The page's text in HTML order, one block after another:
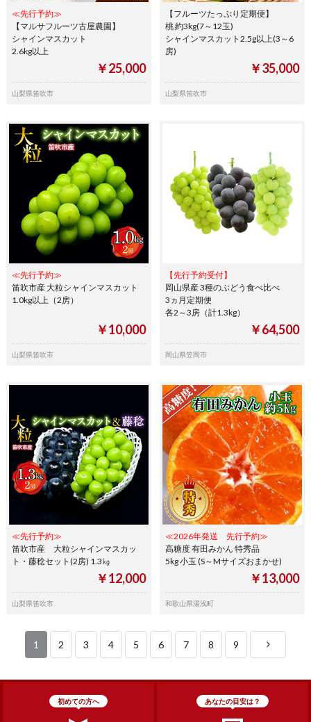
≪先行予約≫
【マルサフルーツ古屋農園】
シャインマスカット
2.6kg以上
￥25,000
山梨県笛吹市
【フルーツたっぷり定期便】
桃 約3kg(7～12玉)
シャインマスカット2.5g以上(3～6
房)
￥35,000
山梨県笛吹市
≪先行予約≫
笛吹市産 大粒シャインマスカット
1.0kg以上（2房）
￥10,000
山梨県笛吹市
【先行予約受付】
岡山県産 3種のぶどう食べ比べ
3ヵ月定期便
各2～3房（計1.3kg）
￥64,500
岡山県笠岡市
≪先行予約≫
笛吹市産 大粒シャインマスカッ
ト・藤稔セット(2房) 1.3㎏
￥12,000
山梨県笛吹市
≪2026年発送 先行予約≫
高糖度 有田みかん 特秀品
5kg 小玉 (S～Mサイズおまかせ)
￥13,000
和歌山県湯浅町
1 2 3 4 5 6 7 8 9
初めての方へ あなたの目安は？